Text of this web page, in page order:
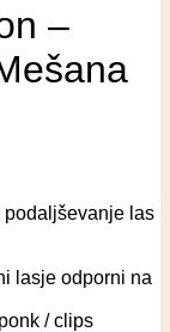
–
podaljševanje las
lasje odporni na
/ clips